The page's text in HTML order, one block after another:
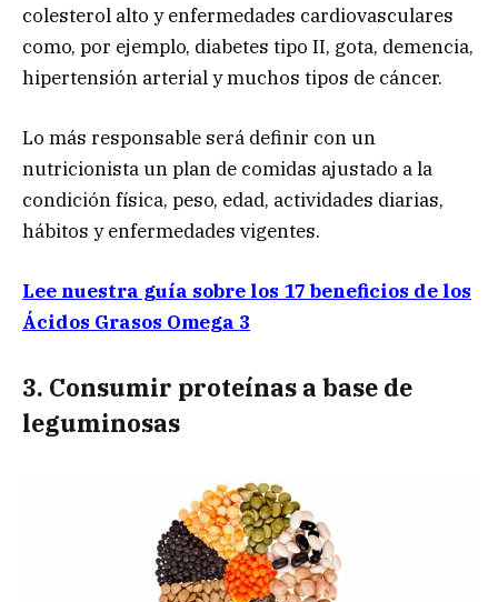
colesterol alto y enfermedades cardiovasculares
como, por ejemplo, diabetes tipo II, gota, demencia,
hipertensión arterial y muchos tipos de cáncer.
Lo más responsable será definir con un
nutricionista un plan de comidas ajustado a la
condición física, peso, edad, actividades diarias,
hábitos y enfermedades vigentes.
Lee nuestra guía sobre los 17 beneficios de los
Ácidos Grasos Omega 3
3. Consumir proteínas a base de
leguminosas